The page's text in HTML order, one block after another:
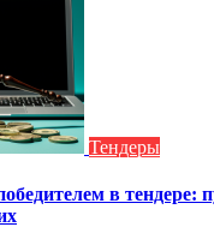
Тендеры
в тендере: